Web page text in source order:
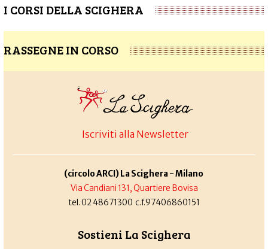
I CORSI DELLA SCIGHERA
RASSEGNE IN CORSO
Iscriviti alla Newsletter
(circolo ARCI) La Scighera - Milano
Via Candiani 131, Quartiere Bovisa
tel. 02 48671300 c.f.97406860151
Sostieni La Scighera